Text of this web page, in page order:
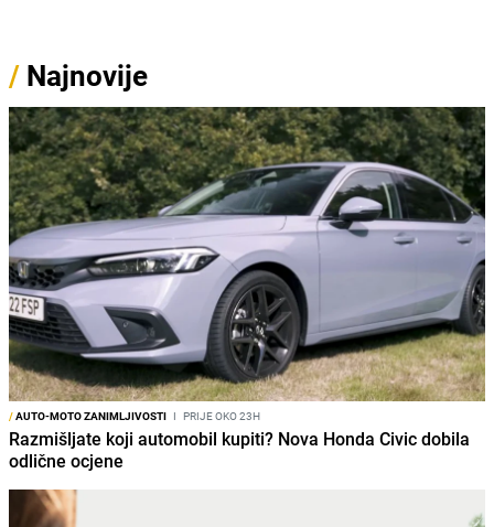
/ Najnovije
/AUTO-MOTO ZANIMLJIVOSTI I PRIJE OKO 23H
Razmišljate koji automobil kupiti? Nova Honda Civic dobila
odlične ocjene